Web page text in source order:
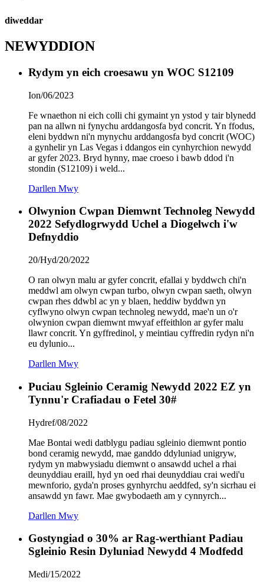
diweddar
NEWYDDION
Rydym yn eich croesawu yn WOC S12109
Ion/06/2023
Fe wnaethon ni eich colli chi gymaint yn ystod y tair blynedd
pan na allwn ni fynychu arddangosfa byd concrit. Yn ffodus,
eleni byddwn ni'n mynychu arddangosfa byd concrit (WOC)
a gynhelir yn Las Vegas i ddangos ein cynhyrchion newydd
ar gyfer 2023. Bryd hynny, mae croeso i bawb ddod i'n
stondin (S12109) i weld...
Darllen Mwy
Olwynion Cwpan Diemwnt Technoleg Newydd
2022 Sefydlogrwydd Uchel a Diogelwch i'w
Defnyddio
20/Hyd/20/2022
O ran olwyn malu ar gyfer concrit, efallai y byddwch chi'n
meddwl am olwyn cwpan turbo, olwyn cwpan saeth, olwyn
cwpan rhes ddwbl ac yn y blaen, heddiw byddwn yn
cyflwyno olwyn cwpan technoleg newydd, mae'n un o'r
olwynion cwpan diemwnt mwyaf effeithlon ar gyfer malu
llawr concrit. Yn gyffredinol, y meintiau cyffredin rydyn ni'n
eu dylunio...
Darllen Mwy
Puciau Sgleinio Ceramig Newydd 2022 EZ yn
Tynnu'r Crafiadau o Fetel 30#
Hydref/08/2022
Mae Bontai wedi datblygu padiau sgleinio diemwnt pontio
bond ceramig newydd, mae ganddo ddyluniad unigryw,
rydym yn mabwysiadu diemwnt o ansawdd uchel a rhai
deunyddiau eraill, hyd yn oed rhai deunyddiau crai wedi'u
mewnforio, gyda'n proses gynhyrchu aeddfed, sy'n sicrhau ei
ansawdd yn fawr. Mae gwybodaeth am y cynnyrch...
Darllen Mwy
Gostyngiad o 30% ar Rag-werthiant Padiau
Sgleinio Resin Dyluniad Newydd 4 Modfedd
Medi/15/2022